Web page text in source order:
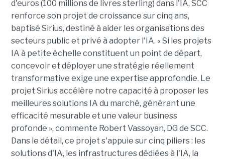
d'euros (100 millions de livres sterling) dans l'IA, SCC
renforce son projet de croissance sur cinq ans,
baptisé Sirius, destiné à aider les organisations des
secteurs public et privé à adopter l'IA. « Si les projets
IA à petite échelle constituent un point de départ,
concevoir et déployer une stratégie réellement
transformative exige une expertise approfondie. Le
projet Sirius accélère notre capacité à proposer les
meilleures solutions IA du marché, générant une
efficacité mesurable et une valeur business
profonde », commente Robert Vassoyan, DG de SCC.
Dans le détail, ce projet s'appuie sur cinq piliers : les
solutions d'IA, les infrastructures dédiées à l'IA, la